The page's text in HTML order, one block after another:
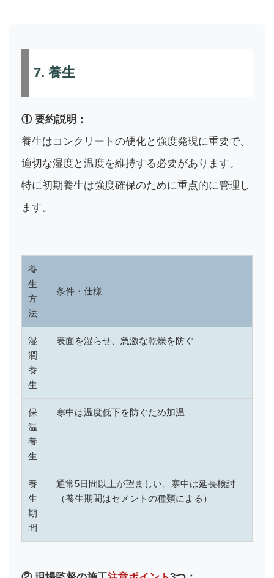
7. 養生
① 要約説明：
養生はコンクリートの硬化と強度発現に重要で、
適切な湿度と温度を維持する必要があります。
特に初期養生は強度確保のために重点的に管理し
ます。
養
生
方
法
条件・仕様
湿
潤
養
生
表面を湿らせ、急激な乾燥を防ぐ
保
温
養
生
寒中は温度低下を防ぐため加温
養
生
期
間
通常5日間以上が望ましい。寒中は延長検討
（養生期間はセメントの種類による）